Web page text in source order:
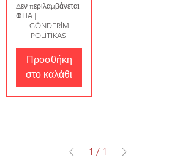
Δεν περιλαμβάνεται
ΦΠΑ |
GÖNDERİM
POLİTİKASI
Προσθήκη
στο καλάθι
1 / 1